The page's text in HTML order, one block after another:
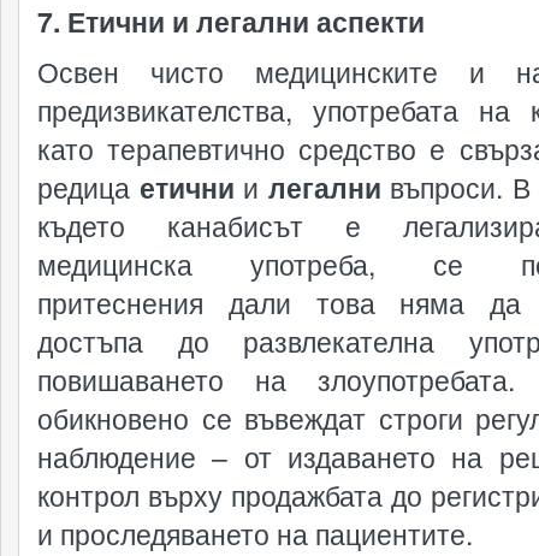
7. Етични и легални аспекти
Освен чисто медицинските и
предизвикателства, употребата на
като терапевтично средство е
редица етични и легални въпроси. В
където канабисът е
медицинска употреба, се
притеснения дали това няма да
достъпа до развлекателна
повишаването на злоупотребата.
обикновено се въвеждат строги
наблюдение – от издаването на
контрол върху продажбата до
и проследяването на пациентите.